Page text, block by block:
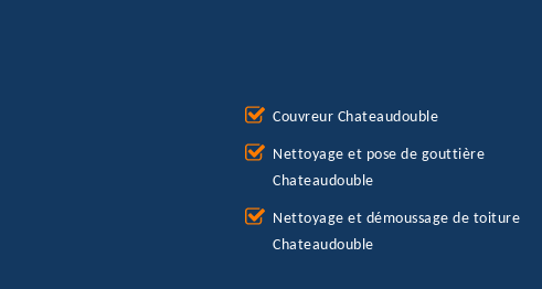
Couvreur Chateaudouble
Nettoyage et pose de gouttière
Chateaudouble
Nettoyage et démoussage de toiture
Chateaudouble